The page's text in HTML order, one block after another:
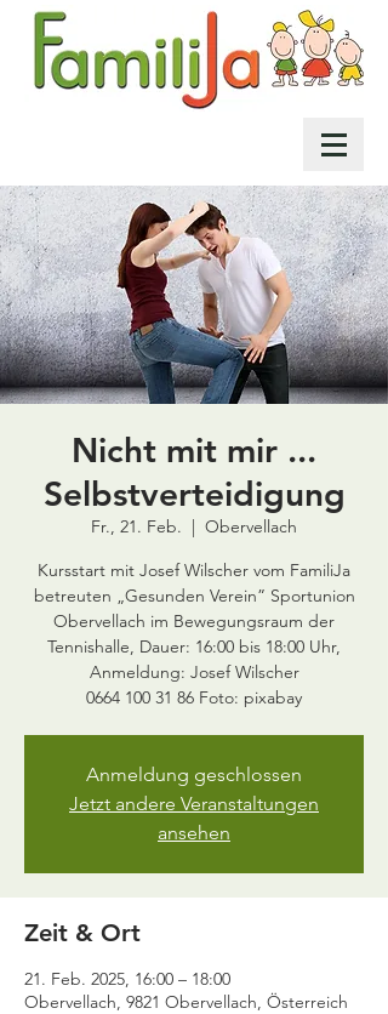
Nicht mit mir ...
Selbstverteidigung
Fr., 21. Feb.
  |
Obervellach
Kursstart mit Josef Wilscher vom FamiliJa
betreuten „Gesunden Verein” Sportunion
Obervellach im Bewegungsraum der
Tennishalle, Dauer: 16:00 bis 18:00 Uhr,
Anmeldung: Josef Wilscher
0664 100 31 86 Foto: pixabay
Anmeldung geschlossen
Jetzt andere Veranstaltungen
ansehen
Zeit & Ort
21. Feb. 2025, 16:00 – 18:00
Obervellach, 9821 Obervellach, Österreich